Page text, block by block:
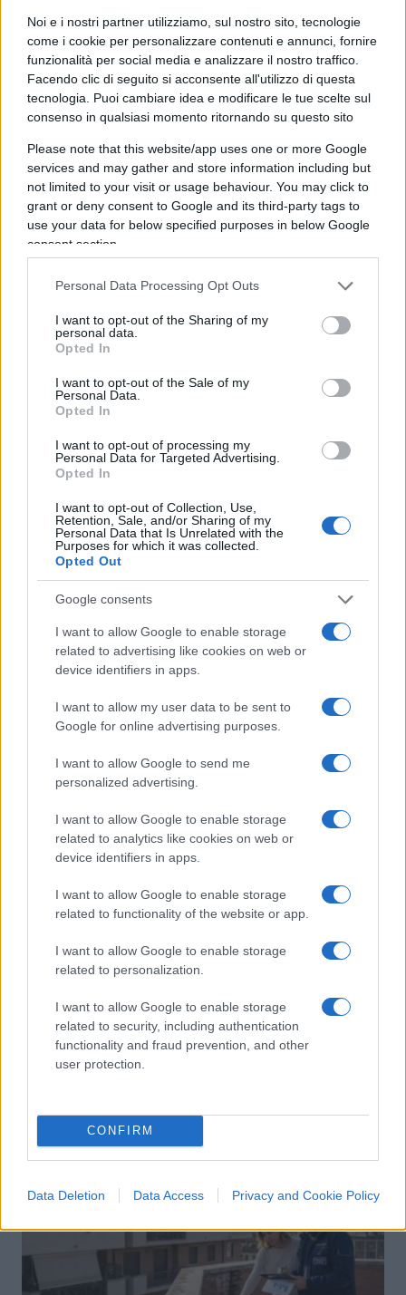
Noi e i nostri partner utilizziamo, sul nostro sito, tecnologie
come i cookie per personalizzare contenuti e annunci, fornire
funzionalità per social media e analizzare il nostro traffico.
Facendo clic di seguito si acconsente all'utilizzo di questa
tecnologia. Puoi cambiare idea e modificare le tue scelte sul
consenso in qualsiasi momento ritornando su questo sito
Please note that this website/app uses one or more Google
services and may gather and store information including but
not limited to your visit or usage behaviour. You may click to
grant or deny consent to Google and its third-party tags to
use your data for below specified purposes in below Google
consent section.
Personal Data Processing Opt Outs
I want to opt-out of the Sharing of my
personal data.
Opted In
I want to opt-out of the Sale of my
Personal Data.
Opted In
I want to opt-out of processing my
Personal Data for Targeted Advertising.
Opted In
I want to opt-out of Collection, Use,
Retention, Sale, and/or Sharing of my
Personal Data that Is Unrelated with the
Purposes for which it was collected.
Opted Out
Google consents
I want to allow Google to enable storage
related to advertising like cookies on web or
device identifiers in apps.
I want to allow my user data to be sent to
Google for online advertising purposes.
I want to allow Google to send me
personalized advertising.
I want to allow Google to enable storage
related to analytics like cookies on web or
device identifiers in apps.
I want to allow Google to enable storage
related to functionality of the website or app.
I want to allow Google to enable storage
related to personalization.
I want to allow Google to enable storage
related to security, including authentication
functionality and fraud prevention, and other
user protection.
CONFIRM
Data Deletion Data Access Privacy and Cookie Policy
nicolaporro.it
Merito: è bastata la parola per
mandare in cortocircuito la sinistra
diWilliam Zanellato
1 Novembre 2022, 5:53
Disuguaglianza non è sinonimo di
povertà
10 Aprile 2021, 4:01
nicolaporro.it
L’unica disuguaglianza reale è quella
generazionale. E l’unica ricetta è più
libertà
diDavide Maramotti
16 Aprile 2020, 4:04
IL PIÙ LETTO DEL MESE